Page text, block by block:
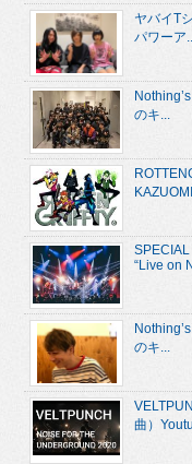
ヤバイT
パワーア
のキ...
“Live on
のキ...
曲）